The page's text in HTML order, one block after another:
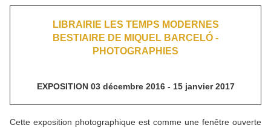
LIBRAIRIE LES TEMPS MODERNES
BESTIAIRE DE MIQUEL BARCELÓ -
PHOTOGRAPHIES
EXPOSITION 03 décembre 2016 - 15 janvier 2017
Cette exposition photographique est comme une fenêtre ouverte